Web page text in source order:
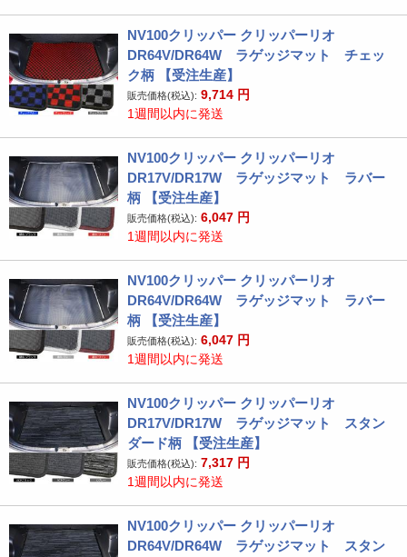
NV100クリッパー クリッパーリオ
DR64V/DR64W ラゲッジマット チェッ
ク柄 【受注生産】
販売価格(税込): 9,714 円
1週間以内に発送
NV100クリッパー クリッパーリオ
DR17V/DR17W ラゲッジマット ラバー
柄 【受注生産】
販売価格(税込): 6,047 円
1週間以内に発送
NV100クリッパー クリッパーリオ
DR64V/DR64W ラゲッジマット ラバー
柄 【受注生産】
販売価格(税込): 6,047 円
1週間以内に発送
NV100クリッパー クリッパーリオ
DR17V/DR17W ラゲッジマット スタン
ダード柄 【受注生産】
販売価格(税込): 7,317 円
1週間以内に発送
NV100クリッパー クリッパーリオ
DR64V/DR64W ラゲッジマット スタン